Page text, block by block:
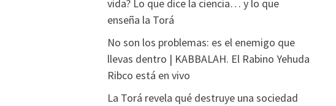
vida? Lo que dice la ciencia… y lo que
enseña la Torá
No son los problemas: es el enemigo que
llevas dentro | KABBALAH. El Rabino Yehuda
Ribco está en vivo
La Torá revela qué destruye una sociedad